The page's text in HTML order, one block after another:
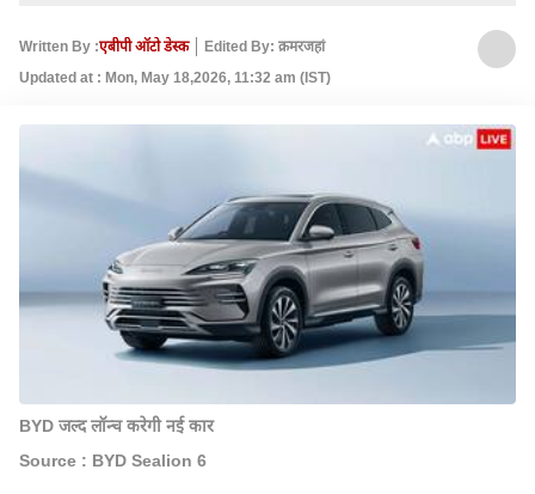
Written By :एबीपी ऑटो डेस्क
Edited By: क़मरजहां
Updated at : Mon, May 18,2026, 11:32 am (IST)
BYD जल्द लॉन्च करेगी नई कार
Source : BYD Sealion 6